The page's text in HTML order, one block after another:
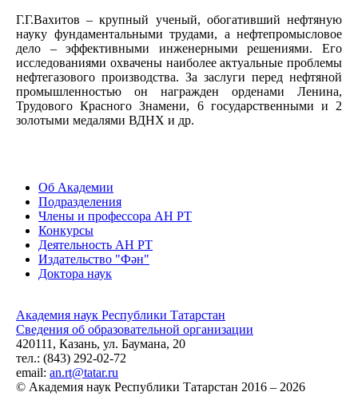
Г.Г.Вахитов – крупный ученый, обогативший нефтяную
науку фундаментальными трудами, а нефтепромысловое
дело – эффективными инженерными решениями. Его
исследованиями охвачены наиболее актуальные проблемы
нефтегазового производства. За заслуги перед нефтяной
промышленностью он награжден орденами Ленина,
Трудового Красного Знамени, 6 государственными и 2
золотыми медалями ВДНХ и др.
Об Академии
Подразделения
Члены и профессора АН РТ
Конкурсы
Деятельность АН РТ
Издательство "Фән"
Доктора наук
Академия наук Республики Татарстан
Сведения об образовательной организации
420111, Казань, ул. Баумана, 20
тел.: (843) 292-02-72
email: an.rt@tatar.ru
© Академия наук Республики Татарстан 2016 – 2026